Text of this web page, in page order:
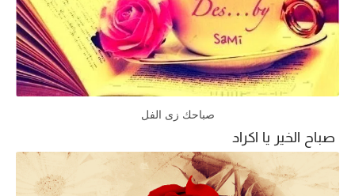
صباحك زى الفل
صباح الخير يا اكراد